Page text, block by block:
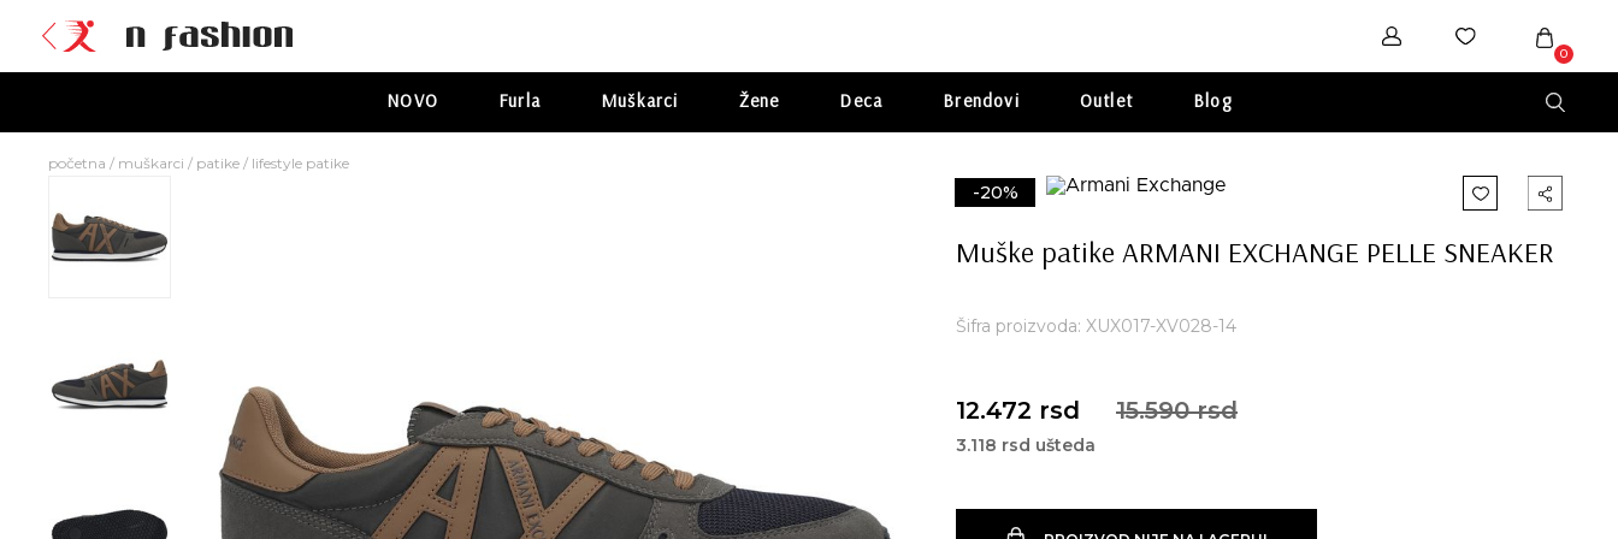
0
NOVO Furla Muškarci Žene Deca Brendovi Outlet Blog
početna / muškarci / patike / lifestyle patike
-20%
Muške patike ARMANI EXCHANGE PELLE SNEAKER
Šifra proizvoda: XUX017-XV028-14
12.472 rsd 15.590 rsd
3.118 rsd ušteda